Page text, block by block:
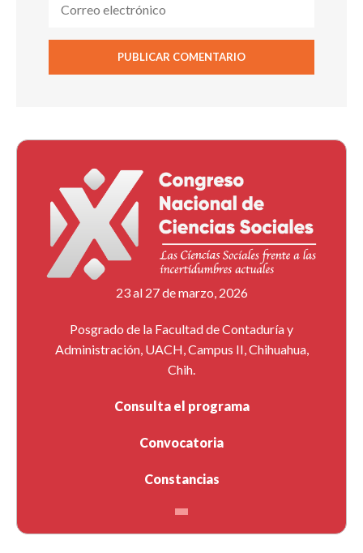
23 al 27 de marzo, 2026
Posgrado de la Facultad de Contaduría y
Administración, UACH, Campus II, Chihuahua,
Chih.
Consulta el programa
Convocatoria
Constancias